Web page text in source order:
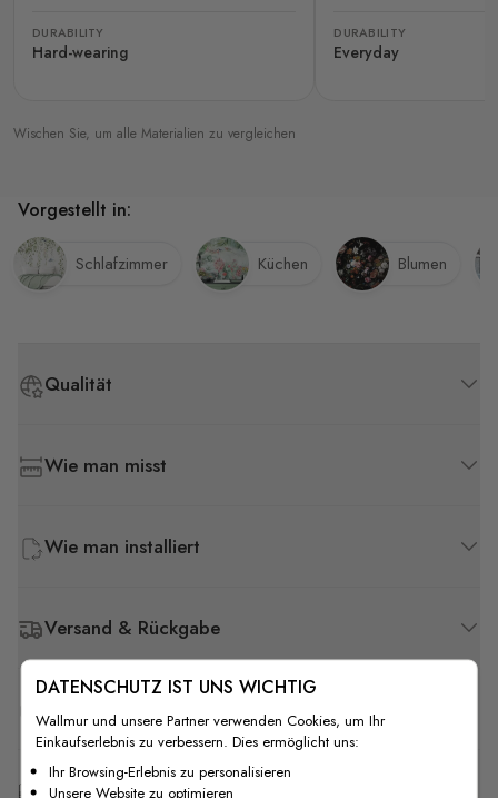
DURABILITY
Hard-wearing
DURABILITY
Everyday
Wischen Sie, um alle Materialien zu vergleichen
Qualität
Wie man misst
Wie man installiert
Versand & Rückgabe
F.A.Q
Kostenlose Anpassung
Vorgestellt in:
Schlafzimmer Küchen Blumen
DATENSCHUTZ IST UNS WICHTIG
Wallmur und unsere Partner verwenden Cookies, um Ihr
Einkaufserlebnis zu verbessern. Dies ermöglicht uns:
Ihr Browsing-Erlebnis zu personalisieren
Unsere Website zu optimieren